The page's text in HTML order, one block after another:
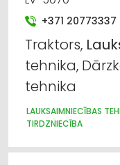
+371 20773337
Traktors,
tehnika,
tehnika
LAUKSAIMNIECĪBAS
TIRDZNIECĪBA